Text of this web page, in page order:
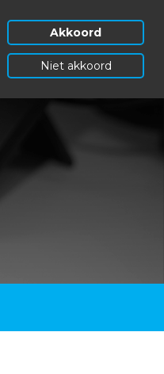
Akkoord
Niet akkoord